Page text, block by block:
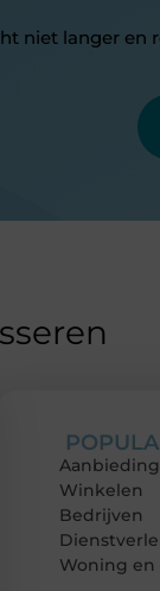
niet langer en
Winkelen
Bedrijven
Woning en